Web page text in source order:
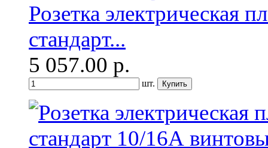
Розетка электрическая
стандарт...
5 057.00 р.
шт.